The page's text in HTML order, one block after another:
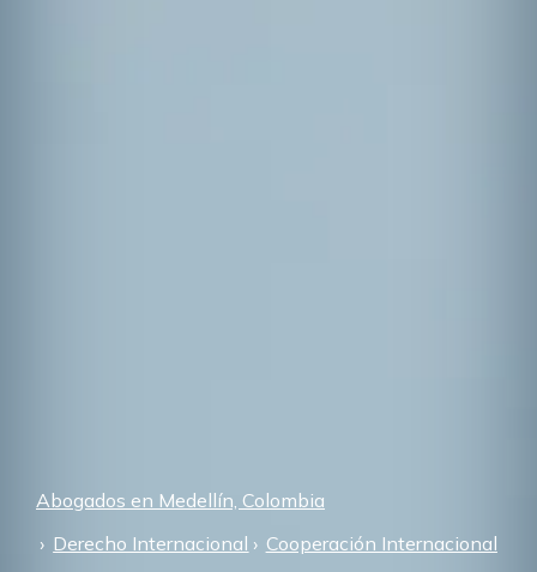
Abogados en Medellín, Colombia
Derecho Internacional
Cooperación Internacional